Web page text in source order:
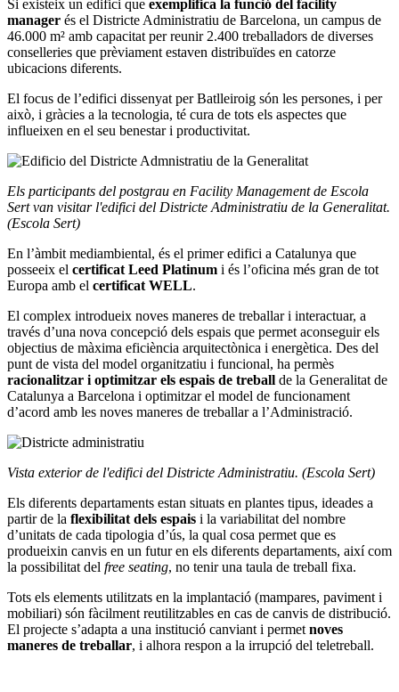
Si existeix un edifici que exemplifica la funció del facility
manager és el Districte Administratiu de Barcelona, un campus de
46.000 m² amb capacitat per reunir 2.400 treballadors de diverses
conselleries que prèviament estaven distribuïdes en catorze
ubicacions diferents.
El focus de l’edifici dissenyat per Batlleiroig són les persones, i per
això, i gràcies a la tecnologia, té cura de tots els aspectes que
influeixen en el seu benestar i productivitat.
Els participants del postgrau en Facility Management de Escola
Sert van visitar l'edifici del Districte Administratiu de la Generalitat.
(Escola Sert)
En l’àmbit mediambiental, és el primer edifici a Catalunya que
posseeix el certificat Leed Platinum i és l’oficina més gran de tot
Europa amb el certificat WELL.
El complex introdueix noves maneres de treballar i interactuar, a
través d’una nova concepció dels espais que permet aconseguir els
objectius de màxima eficiència arquitectònica i energètica. Des del
punt de vista del model organitzatiu i funcional, ha permès
racionalitzar i optimitzar els espais de treball de la Generalitat de
Catalunya a Barcelona i optimitzar el model de funcionament
d’acord amb les noves maneres de treballar a l’Administració.
Vista exterior de l'edifici del Districte Administratiu. (Escola Sert)
Els diferents departaments estan situats en plantes tipus, ideades a
partir de la flexibilitat dels espais i la variabilitat del nombre
d’unitats de cada tipologia d’ús, la qual cosa permet que es
produeixin canvis en un futur en els diferents departaments, així com
la possibilitat del free seating, no tenir una taula de treball fixa.
Tots els elements utilitzats en la implantació (mampares, paviment i
mobiliari) són fàcilment reutilitzables en cas de canvis de distribució.
El projecte s’adapta a una institució canviant i permet noves
maneres de treballar, i alhora respon a la irrupció del teletreball.